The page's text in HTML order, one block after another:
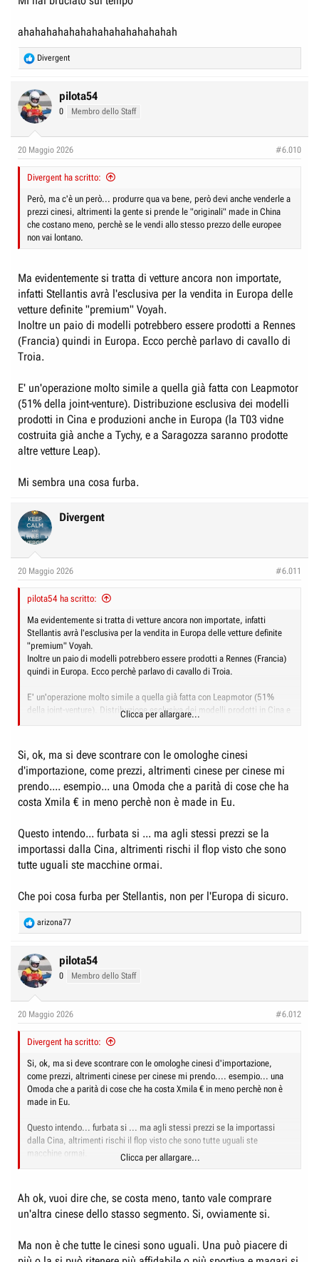
ahahahahahahahahahahahahahah
R
e
c
t
i
s
Divergent
pilota54
0 Membro dello Staff
20 Maggio 2026 #6.010
Divergent ha scritto:
Però, ma c'è un però... produrre qua va bene, però devi anche venderle a
prezzi cinesi, altrimenti la gente si prende le "originali" made in China
che costano meno, perchè se le vendi allo stesso prezzo delle europee
non vai lontano.
Ma evidentemente si tratta di vetture ancora non importate,
infatti Stellantis avrà l'esclusiva per la vendita in Europa delle
vetture definite "premium" Voyah.
Inoltre un paio di modelli potrebbero essere prodotti a Rennes
(Francia) quindi in Europa. Ecco perchè parlavo di cavallo di
Troia.
E' un'operazione molto simile a quella già fatta con Leapmotor
(51% della joint-venture). Distribuzione esclusiva dei modelli
prodotti in Cina e produzioni anche in Europa (la T03 vidne
costruita già anche a Tychy, e a Saragozza saranno prodotte
altre vetture Leap).
Mi sembra una cosa furba.
Divergent
20 Maggio 2026 #6.011
pilota54 ha scritto:
Ma evidentemente si tratta di vetture ancora non importate, infatti
Stellantis avrà l'esclusiva per la vendita in Europa delle vetture definite
"premium" Voyah.
Inoltre un paio di modelli potrebbero essere prodotti a Rennes (Francia)
quindi in Europa. Ecco perchè parlavo di cavallo di Troia.
E' un'operazione molto simile a quella già fatta con Leapmotor (51%
della joint-venture). Distribuzione esclusiva dei modelli prodotti in Cina e
produzioni anche in Europa (la T03 vidne costruita già anche a Tychy, e a
Mi sembra una cosa furba.
Clicca per allargare...
Si, ok, ma si deve scontrare con le omologhe cinesi
d'importazione, come prezzi, altrimenti cinese per cinese mi
prendo.... esempio... una Omoda che a parità di cose che ha
costa Xmila € in meno perchè non è made in Eu.
Questo intendo... furbata si ... ma agli stessi prezzi se la
importassi dalla Cina, altrimenti rischi il flop visto che sono
tutte uguali ste macchine ormai.
Che poi cosa furba per Stellantis, non per l'Europa di sicuro.
R
e
c
t
i
s
arizona77
pilota54
0 Membro dello Staff
20 Maggio 2026 #6.012
Divergent ha scritto:
Si, ok, ma si deve scontrare con le omologhe cinesi d'importazione,
come prezzi, altrimenti cinese per cinese mi prendo.... esempio... una
Omoda che a parità di cose che ha costa Xmila € in meno perchè non è
made in Eu.
Questo intendo... furbata si ... ma agli stessi prezzi se la importassi
dalla Cina, altrimenti rischi il flop visto che sono tutte uguali ste
macchine ormai.
Clicca per allargare...
Ah ok, vuoi dire che, se costa meno, tanto vale comprare
un'altra cinese dello stasso segmento. Si, ovviamente si.
Ma non è che tutte le cinesi sono uguali. Una può piacere di